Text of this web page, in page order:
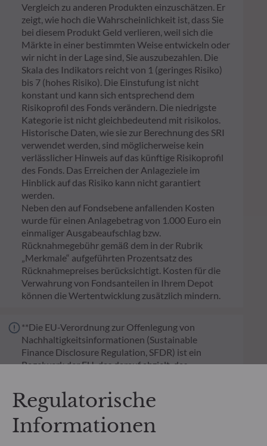
Vergleich zu anderen Produkten einzuschätzen. Er
zeigt, wie hoch die Wahrscheinlichkeit ist, dass Sie
bei diesem Produkt Geld verlieren, weil sich die
Märkte in einer bestimmten Weise entwickeln oder
wir nicht in der Lage sind, Sie auszubezahlen. Die
Skala des Indikators reicht von 1 (geringes Risiko)
bis 7 (hohes Risiko). Die Einstufung ist nicht
konstant und kann sich entsprechend dem
Risikoprofil des Fonds verändern. Die niedrigste
Kategorie ist nicht gleichbedeutend mit risikolos.
Historische Daten, wie sie zur Berechnung des SRI
verwendet werden, sind möglicherweise kein
verlässlicher Hinweis auf das künftige Risikoprofil
des Fonds. Das Erreichen der Anlageziele im
Hinblick auf das Risiko kann nicht garantiert
werden.
Neben den auf Fondsebene anfallenden Kosten
wurde für einen Anlagebetrag von 1.000 Euro ein
einmaliger Ausgabeaufschlag bzw.
Rücknahmegebühr gemäß dem in der Rubrik
„Merkmale“ aufgeführten Prozentsatz des
Rücknahmepreises berücksichtigt. Kosten für die
Verwahrung von Fondsanteilen in Ihrem Depot
können die Wertentwicklung zusätzlich mindern.
**Die EU-Verordnung zur Offenlegung von
Nachhaltigkeitsinformationen (Sustainable
Finance Disclosure Regulation, SFDR) ist ein
Regelwerk der EU, das darauf abzielt, das
besser vergleichbar und für Endinvestoren besser
verständlich zu machen.
Artikel 6: Das Fondsmanagementteam
berücksichtigt bei der Anlageentscheidung keine
Regulatorische
Informationen